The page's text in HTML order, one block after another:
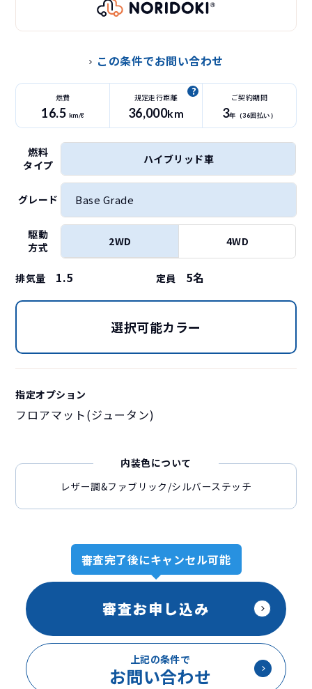
この条件でお問い合わせ
燃費
16.5 km/ℓ
規定走行距離
36,000km
ご契約期間
3年（36回払い）
燃料
タイプ
ハイブリッド車
グレード Base Grade
駆動
方式
2WD 4WD
排気量 1.5 定員 5名
選択可能カラー
指定オプション
フロアマット(ジュータン)
内装色について
レザー調&ファブリック/シルバーステッチ
審査完了後にキャンセル可能
審査お申し込み
上記の条件で
お問い合わせ